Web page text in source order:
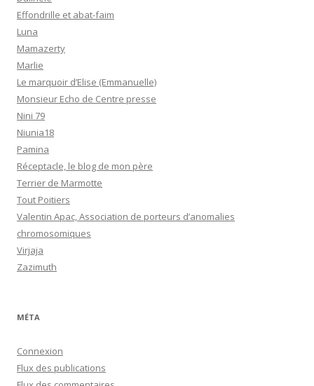
Effondrille et abat-faim
Luna
Mamazerty
Marlie
Le marquoir d’Elise (Emmanuelle)
Monsieur Echo de Centre presse
Nini 79
Niunia18
Pamina
Réceptacle, le blog de mon père
Terrier de Marmotte
Tout Poitiers
Valentin Apac, Association de porteurs d’anomalies
chromosomiques
Virjaja
Zazimuth
MÉTA
Connexion
Flux des publications